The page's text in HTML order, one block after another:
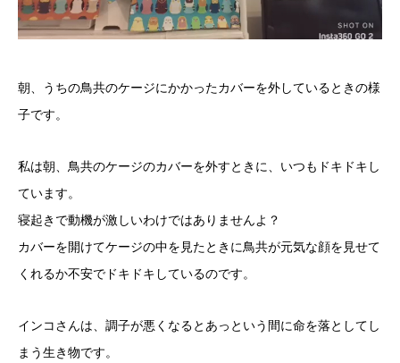
朝、うちの鳥共のケージにかかったカバーを外しているときの様
子です。
私は朝、鳥共のケージのカバーを外すときに、いつもドキドキし
ています。
寝起きで動機が激しいわけではありませんよ？
カバーを開けてケージの中を見たときに鳥共が元気な顔を見せて
くれるか不安でドキドキしているのです。
インコさんは、調子が悪くなるとあっという間に命を落としてし
まう生き物です。